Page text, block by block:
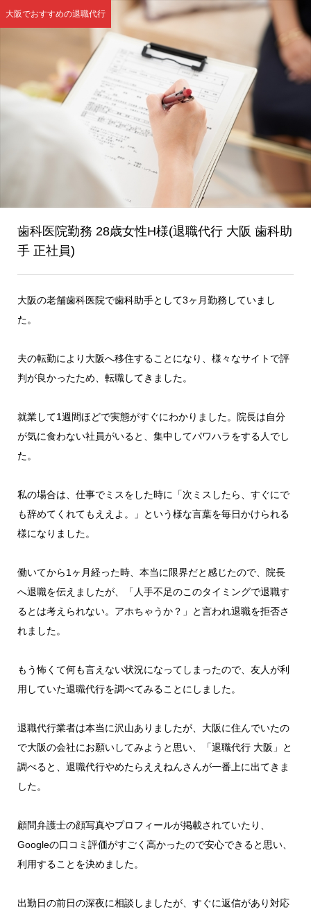
大阪でおすすめの退職代行
歯科医院勤務 28歳女性H様(退職代行 大阪 歯科助
手 正社員)
大阪の老舗歯科医院で歯科助手として3ヶ月勤務していまし
た。
夫の転勤により大阪へ移住することになり、様々なサイトで評
判が良かったため、転職してきました。
就業して1週間ほどで実態がすぐにわかりました。院長は自分
が気に食わない社員がいると、集中してパワハラをする人でし
た。
私の場合は、仕事でミスをした時に「次ミスしたら、すぐにで
も辞めてくれてもええよ。」という様な言葉を毎日かけられる
様になりました。
働いてから1ヶ月経った時、本当に限界だと感じたので、院長
へ退職を伝えましたが、「人手不足のこのタイミングで退職す
るとは考えられない。アホちゃうか？」と言われ退職を拒否さ
れました。
もう怖くて何も言えない状況になってしまったので、友人が利
用していた退職代行を調べてみることにしました。
退職代行業者は本当に沢山ありましたが、大阪に住んでいたの
で大阪の会社にお願いしてみようと思い、「退職代行 大阪」と
調べると、退職代行やめたらええねんさんが一番上に出てきま
した。
顧問弁護士の顔写真やプロフィールが掲載されていたり、
Googleの口コミ評価がすごく高かったので安心できると思い、
利用することを決めました。
出勤日の前日の深夜に相談しましたが、すぐに返信があり対応